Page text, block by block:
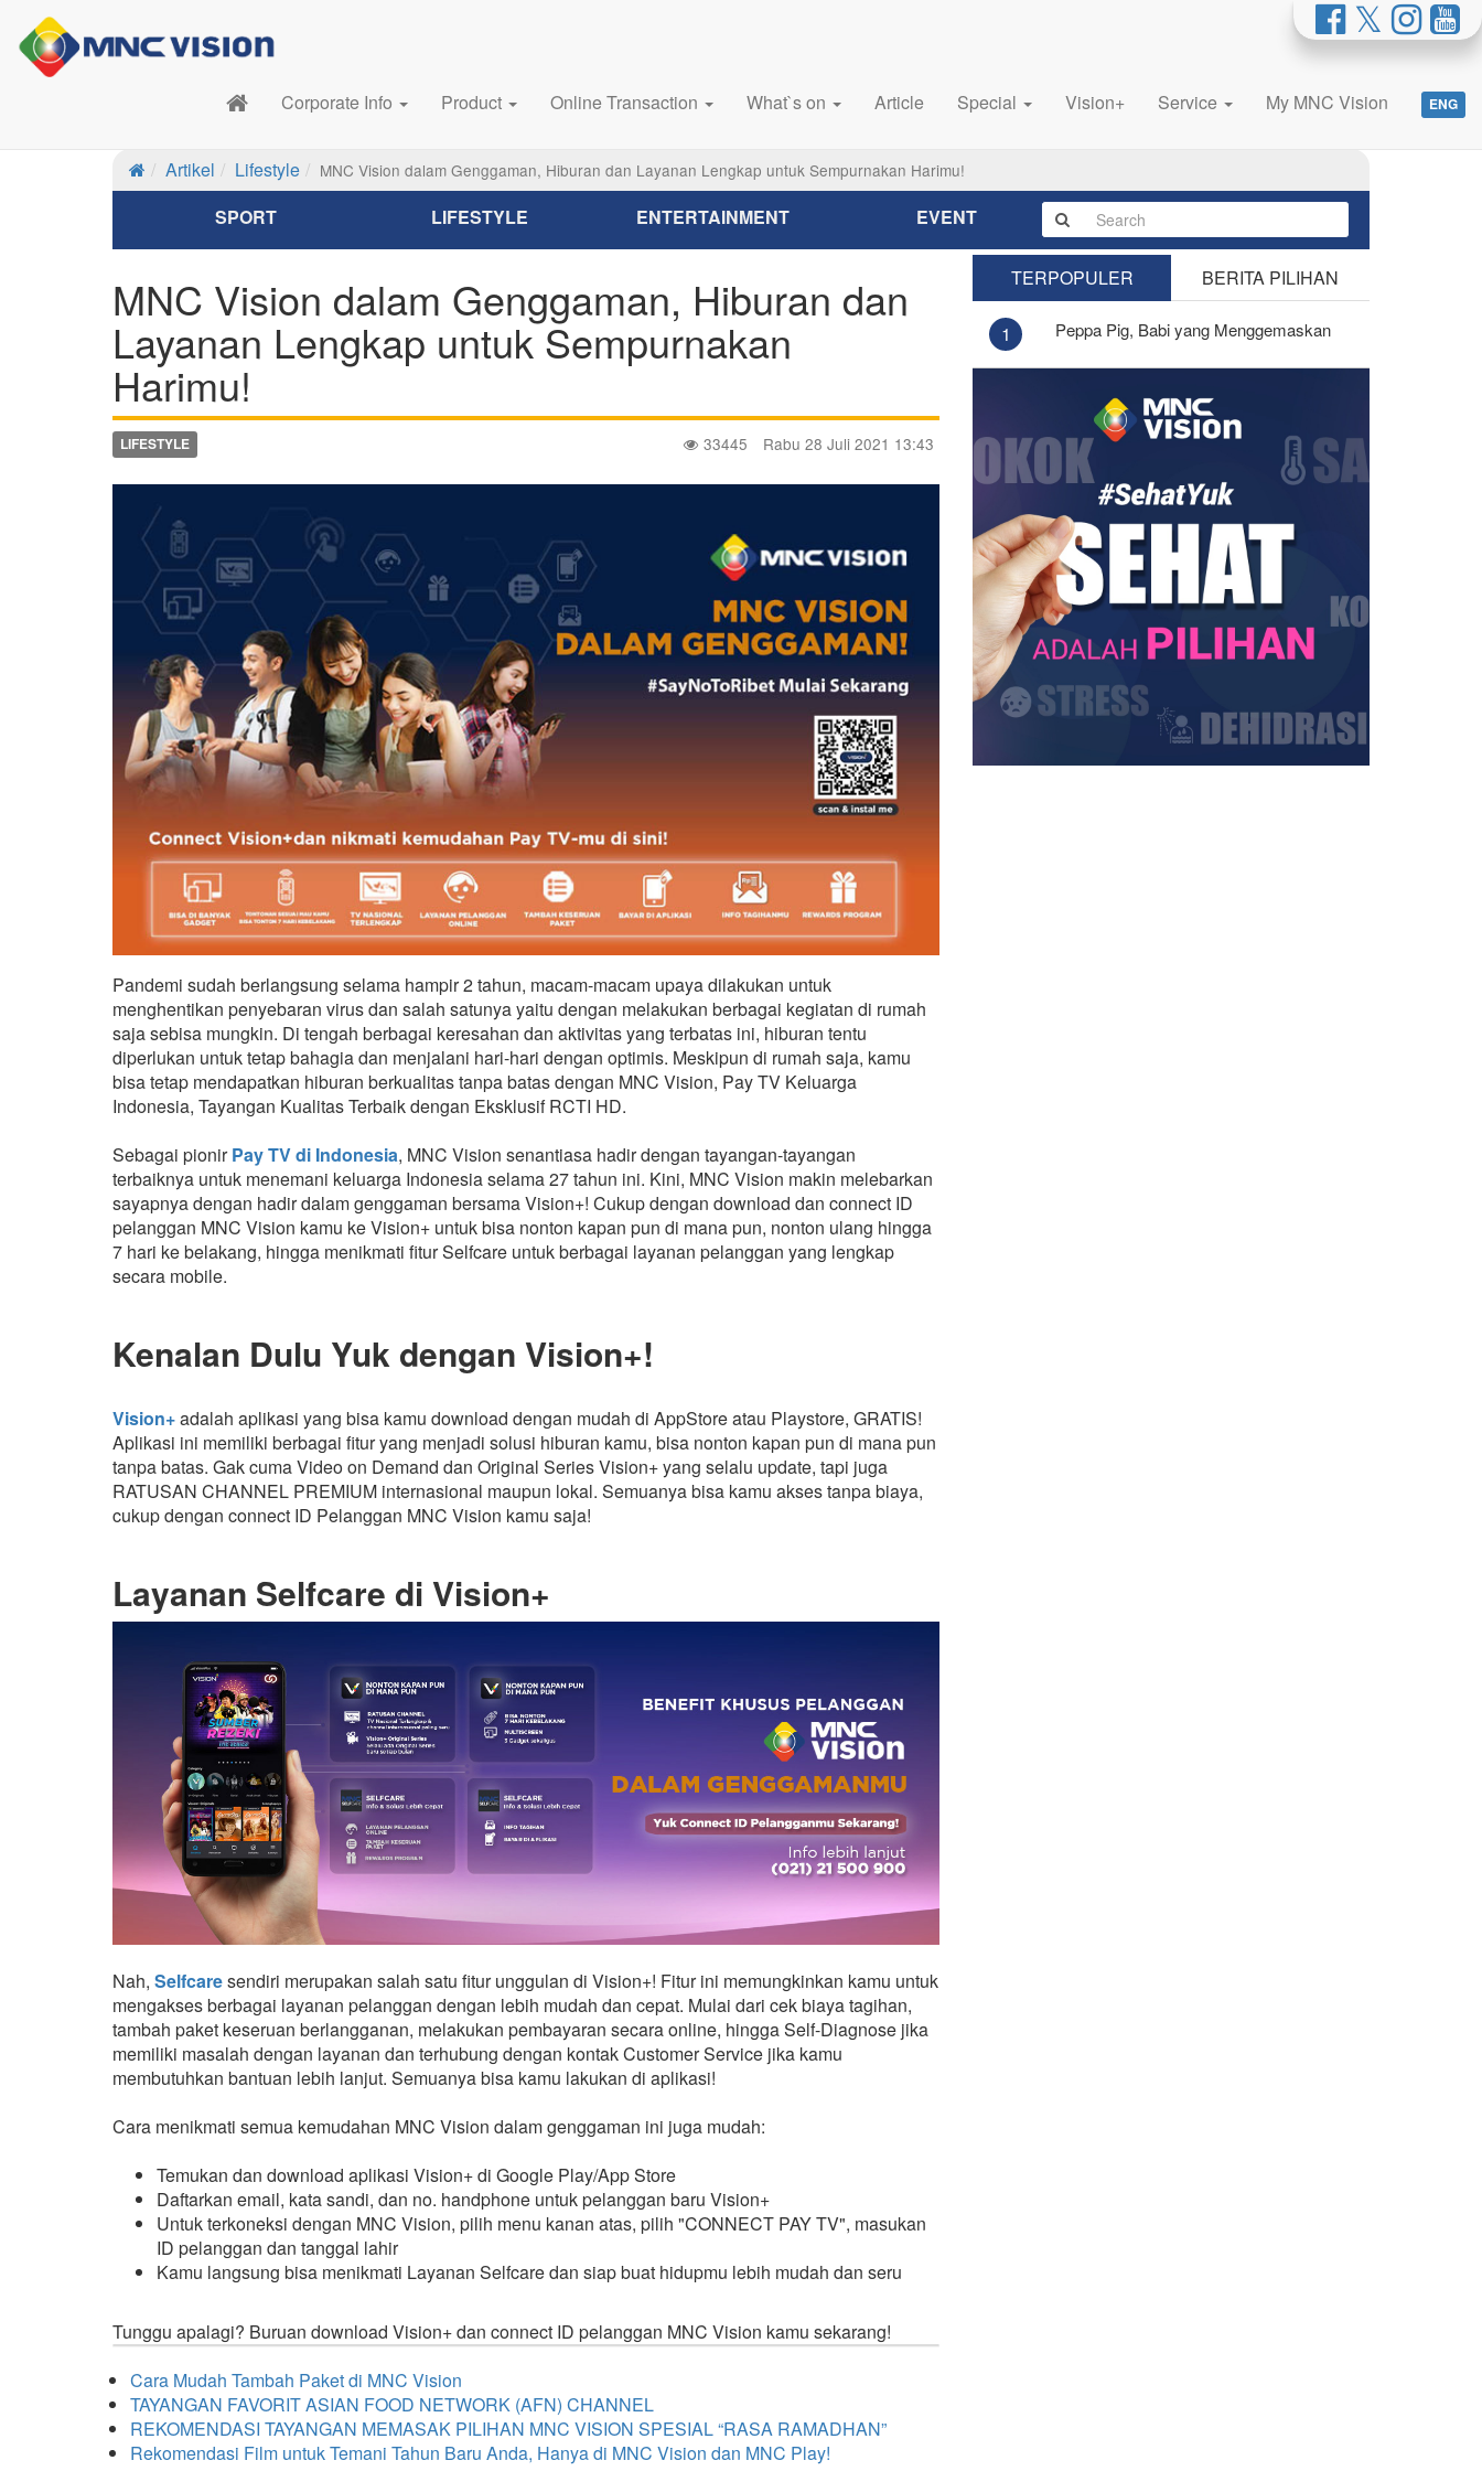
Corporate Info Product Online Transaction What`s on Article Special Vision+ Service My MNC Vision ENG
Artikel Lifestyle MNC Vision dalam Genggaman, Hiburan dan Layanan Lengkap untuk Sempurnakan Harimu!
SPORT LIFESTYLE ENTERTAINMENT EVENT
MNC Vision dalam Genggaman, Hiburan dan
Layanan Lengkap untuk Sempurnakan
Harimu!
LIFESTYLE 33445 Rabu 28 Juli 2021 13:43
Pandemi sudah berlangsung selama hampir 2 tahun, macam-macam upaya dilakukan untuk
menghentikan penyebaran virus dan salah satunya yaitu dengan melakukan berbagai kegiatan di rumah
saja sebisa mungkin. Di tengah berbagai keresahan dan aktivitas yang terbatas ini, hiburan tentu
diperlukan untuk tetap bahagia dan menjalani hari-hari dengan optimis. Meskipun di rumah saja, kamu
bisa tetap mendapatkan hiburan berkualitas tanpa batas dengan MNC Vision, Pay TV Keluarga
Indonesia, Tayangan Kualitas Terbaik dengan Eksklusif RCTI HD.
Sebagai pionirPay TV di Indonesia, MNC Vision senantiasa hadir dengan tayangan-tayangan
terbaiknya untuk menemani keluarga Indonesia selama 27 tahun ini. Kini, MNC Vision makin melebarkan
sayapnya dengan hadir dalam genggaman bersama Vision+! Cukup dengan download dan connect ID
pelanggan MNC Vision kamu ke Vision+ untuk bisa nonton kapan pun di mana pun, nonton ulang hingga
7 hari ke belakang, hingga menikmati fitur Selfcare untuk berbagai layanan pelanggan yang lengkap
secara mobile.
Kenalan Dulu Yuk dengan Vision+!
Vision+adalah aplikasi yang bisa kamu download dengan mudah di AppStore atau Playstore, GRATIS!
Aplikasi ini memiliki berbagai fitur yang menjadi solusi hiburan kamu, bisa nonton kapan pun di mana pun
tanpa batas. Gak cuma Video on Demand dan Original Series Vision+ yang selalu update, tapi juga
RATUSAN CHANNEL PREMIUM internasional maupun lokal. Semuanya bisa kamu akses tanpa biaya,
cukup dengan connect ID Pelanggan MNC Vision kamu saja!
Layanan Selfcare di Vision+
Nah, Selfcaresendiri merupakan salah satu fitur unggulan di Vision+! Fitur ini memungkinkan kamu untuk
mengakses berbagai layanan pelanggan dengan lebih mudah dan cepat. Mulai dari cek biaya tagihan,
tambah paket keseruan berlangganan, melakukan pembayaran secara online, hingga Self-Diagnose jika
memiliki masalah dengan layanan dan terhubung dengan kontak Customer Service jika kamu
membutuhkan bantuan lebih lanjut. Semuanya bisa kamu lakukan di aplikasi!
Cara menikmati semua kemudahan MNC Vision dalam genggaman ini juga mudah:
Temukan dan download aplikasi Vision+ di Google Play/App Store
Daftarkan email, kata sandi, dan no. handphone untuk pelanggan baru Vision+
Untuk terkoneksi dengan MNC Vision, pilih menu kanan atas, pilih "CONNECT PAY TV", masukan
ID pelanggan dan tanggal lahir
Kamu langsung bisa menikmati Layanan Selfcare dan siap buat hidupmu lebih mudah dan seru
Tunggu apalagi? Buruan download Vision+ dan connect ID pelanggan MNC Vision kamu sekarang!
Cara Mudah Tambah Paket di MNC Vision
TAYANGAN FAVORIT ASIAN FOOD NETWORK (AFN) CHANNEL
REKOMENDASI TAYANGAN MEMASAK PILIHAN MNC VISION SPESIAL “RASA RAMADHAN”
Rekomendasi Film untuk Temani Tahun Baru Anda, Hanya di MNC Vision dan MNC Play!
TERPOPULER BERITA PILIHAN
1 Peppa Pig, Babi yang Menggemaskan